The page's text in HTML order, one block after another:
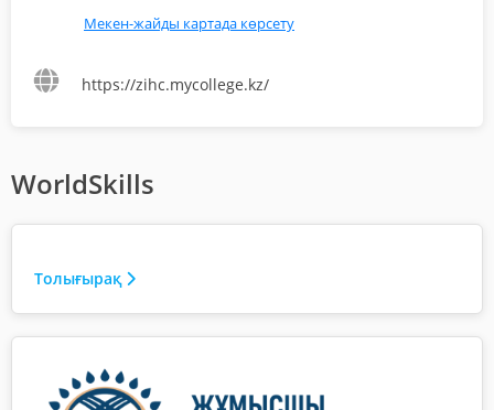
Мекен-жайды картада көрсету
https://zihc.mycollege.kz/
WorldSkills
Толығырақ